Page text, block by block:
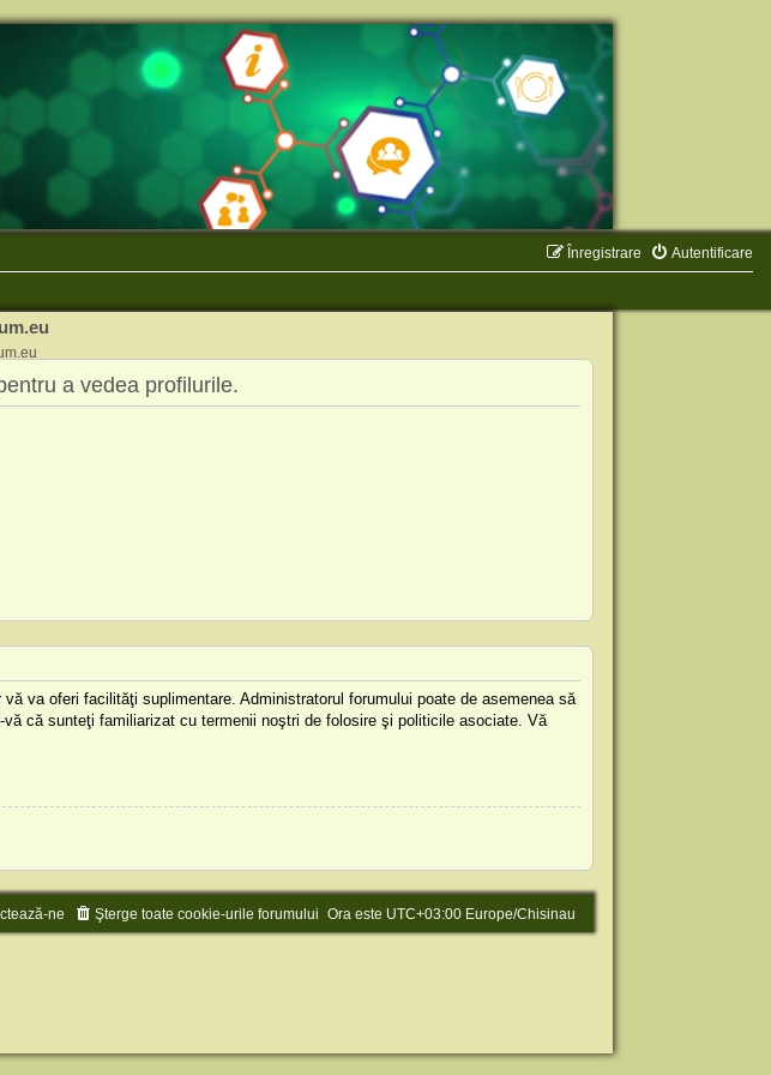
Autentificare
Înregistrare
a vedea profilurile.
va oferi facilităţi suplimentare. Administratorul forumului poate de asemenea să
că sunteţi familiarizat cu termenii noştri de folosire şi politicile asociate. Vă
Ora este UTC+03:00 Europe/Chisinau
Şterge toate cookie-urile forumului
ne